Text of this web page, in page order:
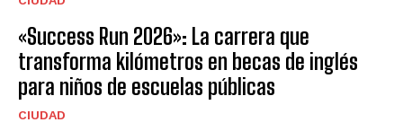
«Success Run 2026»: La carrera que
transforma kilómetros en becas de inglés
para niños de escuelas públicas
CIUDAD